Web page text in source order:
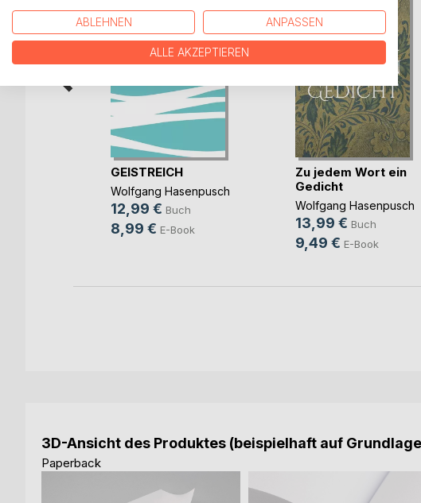
GEISTREICH
Wolfgang Hasenpusch
12,99 € Buch
8,99 € E-Book
Zu jedem Wort ein
Gedicht
Wolfgang Hasenpusch
13,99 € Buch
9,49 € E-Book
3D-Ansicht des Produktes (beispielhaft auf
Paperback
ABLEHNEN ANPASSEN
ALLE AKZEPTIEREN